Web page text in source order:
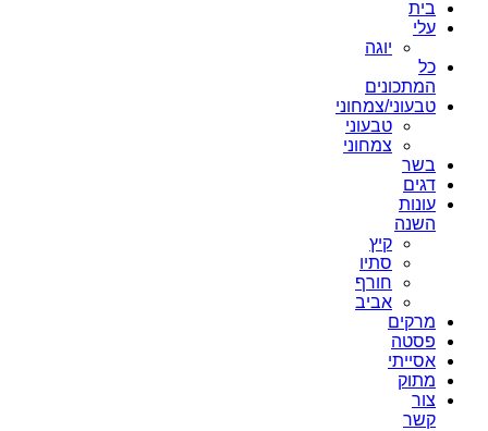
בית
עלי
יוגה
כל
המתכונים
טבעוני/צמחוני
טבעוני
צמחוני
בשר
דגים
עונות
השנה
קיץ
סתיו
חורף
אביב
מרקים
פסטה
אסייתי
מתוק
צור
קשר